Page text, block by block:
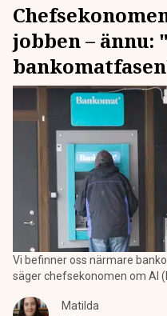
jobben – ännu:
Vi befinner oss närmare
säger chefsekonomen om AI
Matilda